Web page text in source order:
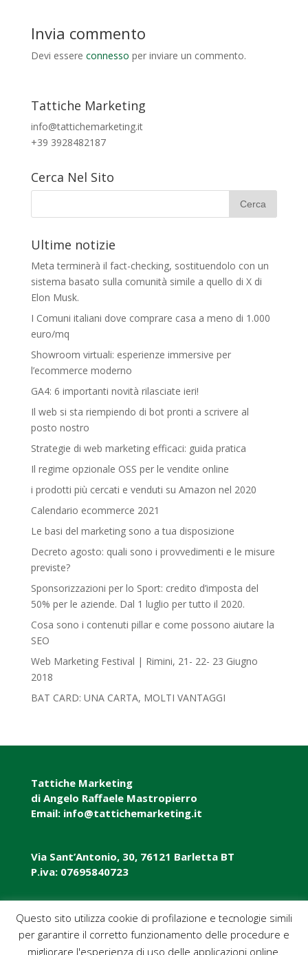
Invia commento
Devi essere connesso per inviare un commento.
Tattiche Marketing
info@tattichemarketing.it
+39 3928482187
Cerca Nel Sito
Ultime notizie
Meta terminerà il fact-checking, sostituendolo con un
sistema basato sulla comunità simile a quello di X di
Elon Musk.
I Comuni italiani dove comprare casa a meno di 1.000
euro/mq
Showroom virtuali: esperienze immersive per
l’ecommerce moderno
GA4: 6 importanti novità rilasciate ieri!
Il web si sta riempiendo di bot pronti a scrivere al
posto nostro
Strategie di web marketing efficaci: guida pratica
Il regime opzionale OSS per le vendite online
i prodotti più cercati e venduti su Amazon nel 2020
Calendario ecommerce 2021
Le basi del marketing sono a tua disposizione
Decreto agosto: quali sono i provvedimenti e le misure
previste?
Sponsorizzazioni per lo Sport: credito d’imposta del
50% per le aziende. Dal 1 luglio per tutto il 2020.
Cosa sono i contenuti pillar e come possono aiutare la
SEO
Web Marketing Festival | Rimini, 21- 22- 23 Giugno
2018‎
BAT CARD: UNA CARTA, MOLTI VANTAGGI
Tattiche Marketing
di Angelo Raffaele Mastropierro
Email: info@tattichemarketing.it
Via Sant’Antonio, 30, 76121 Barletta BT
P.iva: 07695840723
P.iva: 07695840723
Pec: tattichemarketing@pec.it
Questo sito utilizza cookie di profilazione e tecnologie simili
per garantire il corretto funzionamento delle procedure e
migliorare l'esperienza di uso delle applicazioni online.